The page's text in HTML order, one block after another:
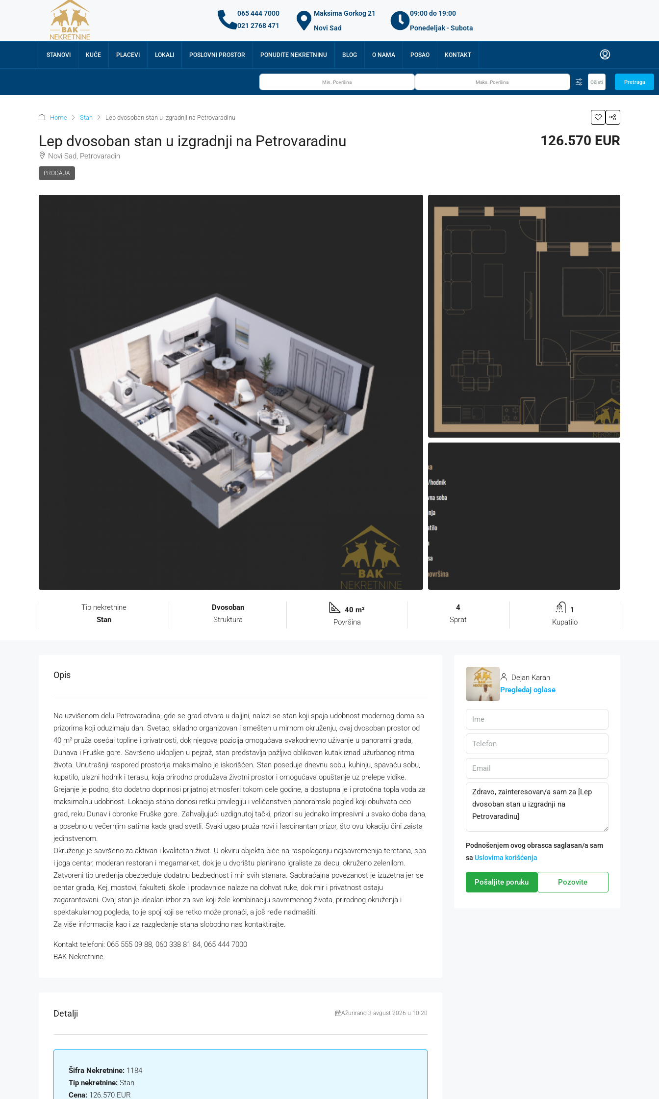
065 444 7000
021 2768 471
Maksima Gorkog 21
Novi Sad
09:00 do 19:00
Ponedeljak - Subota
STANOVI KUĆE PLACEVI LOKALI POSLOVNI PROSTOR PONUDITE NEKRETNINU BLOG O NAMA POSAO KONTAKT
Očisti Pretraga
Home Stan Lep dvosoban stan u izgradnji na Petrovaradinu
Lep dvosoban stan u izgradnji na Petrovaradinu
Novi Sad, Petrovaradin
PRODAJA
126.570 EUR
Tip nekretnine
Stan
Dvosoban
Struktura
40 m²
Površina
4
Sprat
1
Kupatilo
Opis
Na uzvišenom delu Petrovaradina, gde se grad otvara u daljini, nalazi se stan koji spaja udobnost modernog doma sa
prizorima koji oduzimaju dah. Svetao, skladno organizovan i smešten u mirnom okruženju, ovaj dvosoban prostor od
40 m² pruža osećaj topline i privatnosti, dok njegova pozicija omogućava svakodnevno uživanje u panorami grada,
Dunava i Fruške gore. Savršeno uklopljen u pejzaž, stan predstavlja pažljivo oblikovan kutak iznad užurbanog ritma
života. Unutrašnji raspored prostorija maksimalno je iskorišćen. Stan poseduje dnevnu sobu, kuhinju, spavaću sobu,
kupatilo, ulazni hodnik i terasu, koja prirodno produžava životni prostor i omogućava opuštanje uz prelepe vidike.
Grejanje je podno, što dodatno doprinosi prijatnoj atmosferi tokom cele godine, a dostupna je i protočna topla voda za
maksimalnu udobnost. Lokacija stana donosi retku privilegiju i veličanstven panoramski pogled koji obuhvata ceo
grad, reku Dunav i obronke Fruške gore. Zahvaljujući uzdignutoj tački, prizori su jednako impresivni u svako doba dana,
a posebno u večernjim satima kada grad svetli. Svaki ugao pruža novi i fascinantan prizor, što ovu lokaciju čini zaista
jedinstvenom.
Okruženje je savršeno za aktivan i kvalitetan život. U okviru objekta biće na raspolaganju najsavremenija teretana, spa
i joga centar, moderan restoran i megamarket, dok je u dvorištu planirano igraliste za decu, okruženo zelenilom.
Zatvoreni tip uređenja obezbeđuje dodatnu bezbednost i mir svih stanara. Saobraćajna povezanost je izuzetna jer se
centar grada, Kej, mostovi, fakulteti, škole i prodavnice nalaze na dohvat ruke, dok mir i privatnost ostaju
zagarantovani. Ovaj stan je idealan izbor za sve koji žele kombinaciju savremenog života, prirodnog okruženja i
spektakularnog pogleda, to je spoj koji se retko može pronaći, a još ređe nadmašiti.
Za više informacija kao i za razgledanje stana slobodno nas kontaktirajte.
Kontakt telefoni: 065 555 09 88, 060 338 81 84, 065 444 7000
BAK Nekretnine
Detalji Ažurirano 3 avgust 2026 u 10:20
Šifra Nekretnine: 1184
Tip nekretnine: Stan
Cena: 126.570 EUR
Dejan Karan
Pregledaj oglase
Podnošenjem ovog obrasca saglasan/a sam
sa Uslovima korišćenja
Pošaljite poruku Pozovite